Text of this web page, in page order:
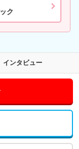
ク
インタビュー